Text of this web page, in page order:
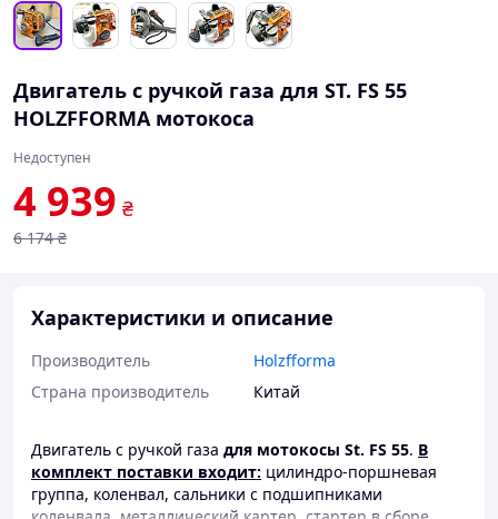
Двигатель с ручкой газа для ST. FS 55
HOLZFFORMA мотокоса
Недоступен
4 939 ₴
6 174 ₴
Характеристики и описание
Производитель
Holzfforma
Страна производитель
Китай
Двигатель с ручкой газа для мотокосы St. FS 55. В
комплект поставки входит: цилиндро-поршневая
группа, коленвал, сальники с подшипниками